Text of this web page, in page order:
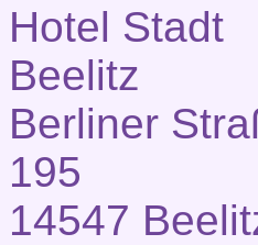
Hotel Stadt
Beelitz
Berliner
195
14547